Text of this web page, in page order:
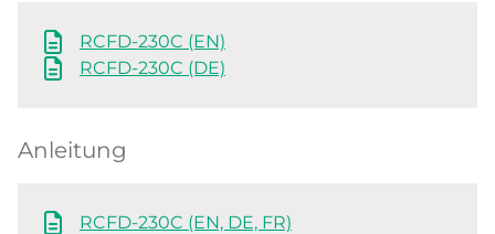
RCFD-230C (EN)
RCFD-230C (DE)
Anleitung
RCFD-230C (EN, DE, FR)